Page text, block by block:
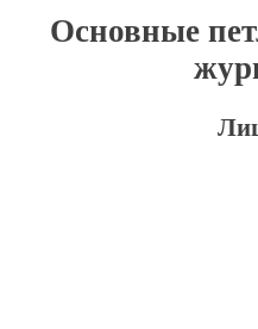
Основные